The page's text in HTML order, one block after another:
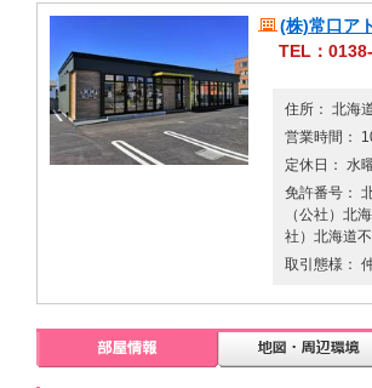
(株)常口ア
TEL：
住所： 北海
営業時間：
定休日： 水
免許番号：
（公社）北
社）北海道
取引態様：